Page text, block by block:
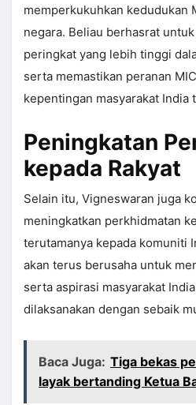
memperkukuhkan kedudukan
negara. Beliau berhasrat
peringkat yang lebih tinggi
serta memastikan peranan
kepentingan masyarakat India
Peningkatan
kepada Rakyat
Selain itu, Vigneswaran juga
meningkatkan perkhidmatan
terutamanya kepada komuniti
akan terus berusaha untuk
serta aspirasi masyarakat
dilaksanakan dengan sebaik
Baca Juga: Tiga bekas
layak bertanding Ketua